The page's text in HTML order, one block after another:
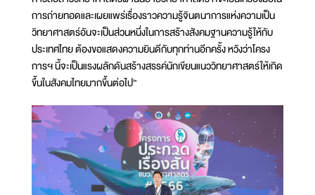
การถ่ายทอดและเผยแพร่เรื่องราวความรู้จินตนาการแห่งความเป็น
วิทยาศาสตร์อันจะเป็นส่วนหนึ่งในการสร้างสังคมฐานความรู้ให้กับ
ประเทศไทย ต้องขอแสดงความยินดีกับทุกท่านอีกครั้ง หวังว่าโครง
การฯ นี้จะเป็นแรงผลักดันสร้างสรรค์นักเขียนแนววิทยาศาสตร์ให้เกิด
ขึ้นในสังคมไทยมากขึ้นต่อไป”